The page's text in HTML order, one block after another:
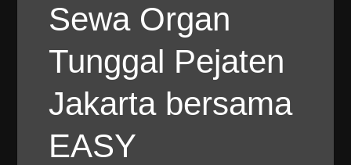
Sewa Organ
Tunggal Pejaten
Jakarta bersama
EASY